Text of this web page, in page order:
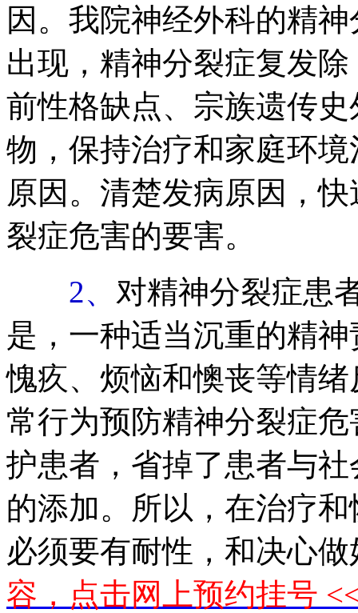
因。我院神经外科的精
出现，精神分裂症复发
前性格缺点、宗族遗传
物，保持治疗和家庭环
原因。清楚发病原因，
裂症危害的要害。
2、 对精神分裂症患
是，一种适当沉重的精
愧疚、烦恼和懊丧等情
常行为预防精神分裂症
护患者，省掉了患者与
的添加。所以，在治疗
必须要有耐性，和决心
容，点击网上预约挂号